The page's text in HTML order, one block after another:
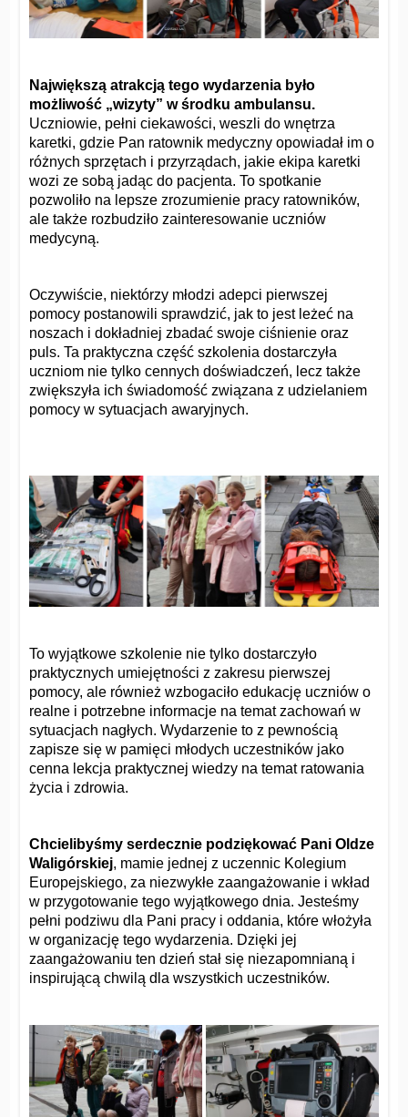
Największą atrakcją tego wydarzenia było
możliwość „wizyty” w środku ambulansu.
Uczniowie, pełni ciekawości, weszli do wnętrza
karetki, gdzie Pan ratownik medyczny opowiadał im o
różnych sprzętach i przyrządach, jakie ekipa karetki
wozi ze sobą jadąc do pacjenta. To spotkanie
pozwoliło na lepsze zrozumienie pracy ratowników,
ale także rozbudziło zainteresowanie uczniów
medycyną.
Oczywiście, niektórzy młodzi adepci pierwszej
pomocy postanowili sprawdzić, jak to jest leżeć na
noszach i dokładniej zbadać swoje ciśnienie oraz
puls. Ta praktyczna część szkolenia dostarczyła
uczniom nie tylko cennych doświadczeń, lecz także
zwiększyła ich świadomość związana z udzielaniem
pomocy w sytuacjach awaryjnych.
To wyjątkowe szkolenie nie tylko dostarczyło
praktycznych umiejętności z zakresu pierwszej
pomocy, ale również wzbogaciło edukację uczniów o
realne i potrzebne informacje na temat zachowań w
sytuacjach nagłych. Wydarzenie to z pewnością
zapisze się w pamięci młodych uczestników jako
cenna lekcja praktycznej wiedzy na temat ratowania
życia i zdrowia.
Chcielibyśmy serdecznie podziękować Pani Oldze
Waligórskiej, mamie jednej z uczennic Kolegium
Europejskiego, za niezwykłe zaangażowanie i wkład
w przygotowanie tego wyjątkowego dnia. Jesteśmy
pełni podziwu dla Pani pracy i oddania, które włożyła
w organizację tego wydarzenia. Dzięki jej
zaangażowaniu ten dzień stał się niezapomnianą i
inspirującą chwilą dla wszystkich uczestników.